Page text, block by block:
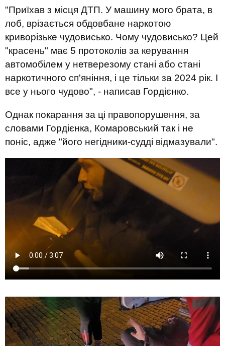
"Приїхав з місця ДТП. У машину мого брата, в
лоб, врізається обдовбане наркотою
криворізьке чудовисько. Чому чудовисько? Цей
"красень" має 5 протоколів за керування
автомобілем у нетверезому стані або стані
наркотичного сп'яніння, і це тільки за 2024 рік. І
все у нього чудово", - написав Гордієнко.
Однак покарання за ці правопорушення, за
словами Гордієнка, Комаровський так і не
поніс, адже "його негідники-судді відмазували".